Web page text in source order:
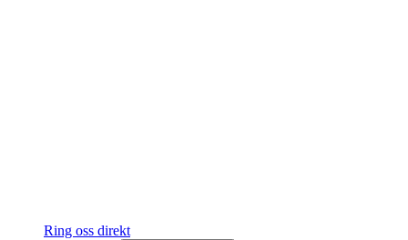
Ring oss direkt